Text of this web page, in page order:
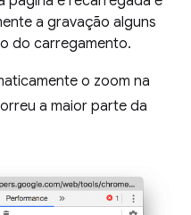
a gravação alguns
do carregamento.
o zoom na
a maior parte da